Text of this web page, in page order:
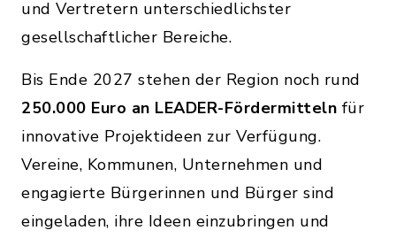
und Vertretern unterschiedlichster
gesellschaftlicher Bereiche.
Bis Ende 2027 stehen der Region noch rund
250.000 Euro an LEADER-Fördermitteln für
innovative Projektideen zur Verfügung.
Vereine, Kommunen, Unternehmen und
engagierte Bürgerinnen und Bürger sind
eingeladen, ihre Ideen einzubringen und